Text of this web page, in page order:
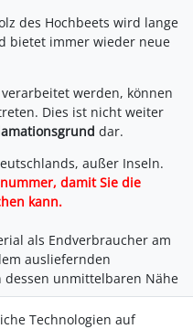
des Hochbeets wird lange
bietet immer wieder neue
werden, können
Dies ist nicht weiter
dar.
außer Inseln.
damit Sie die
kann.
als Endverbraucher am
ausliefernden
unmittelbaren Nähe
Technologien auf